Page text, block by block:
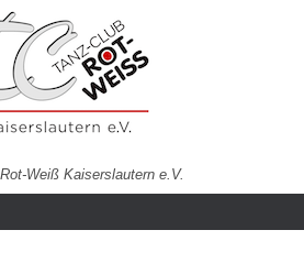
Weiß Kaiserslautern e.V.